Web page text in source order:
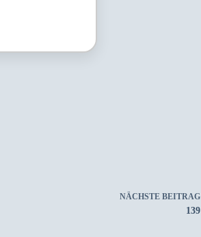
NÄCHSTEBEITRAG
139